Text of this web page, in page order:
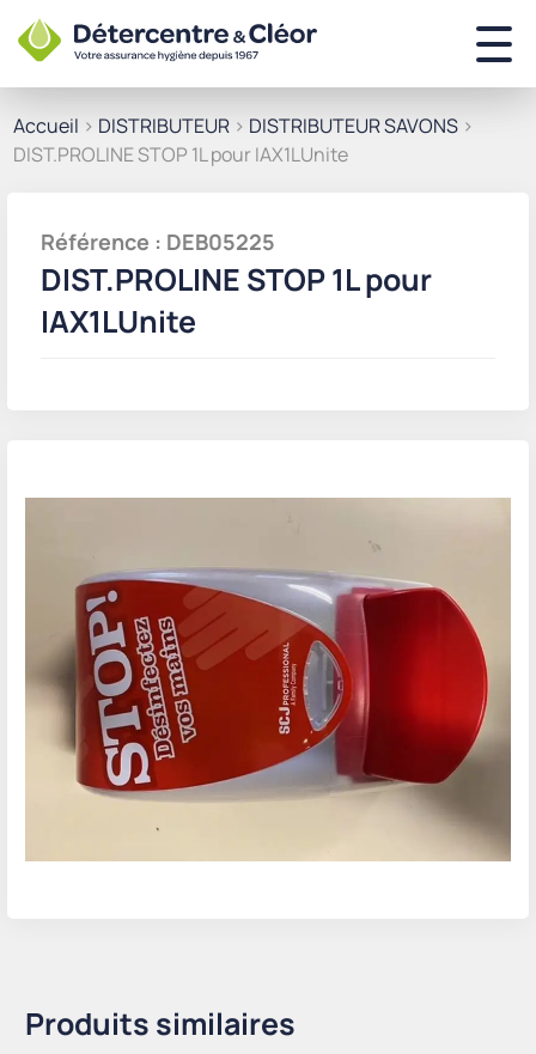
Accueil > DISTRIBUTEUR > DISTRIBUTEUR SAVONS >
DIST.PROLINE STOP 1L pour IAX1LUnite
Référence : DEB05225
DIST.PROLINE STOP 1L pour
IAX1LUnite
Produits similaires